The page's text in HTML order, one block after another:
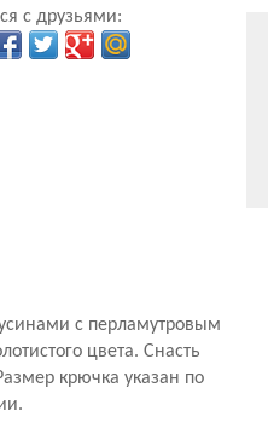
с друзьями:
с перламутровым
цвета. Снасть
крючка указан по